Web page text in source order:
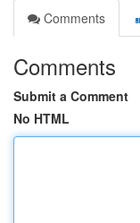
Comments
Comments
Submit a Comment
No HTML